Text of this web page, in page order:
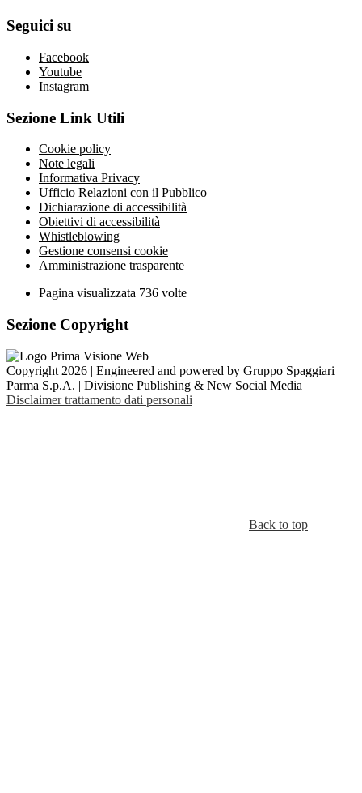
Seguici su
Facebook
Youtube
Instagram
Sezione Link Utili
Cookie policy
Note legali
Informativa Privacy
Ufficio Relazioni con il Pubblico
Dichiarazione di accessibilità
Obiettivi di accessibilità
Whistleblowing
Gestione consensi cookie
Amministrazione trasparente
Pagina visualizzata 736 volte
Sezione Copyright
Copyright 2026 | Engineered and powered by Gruppo Spaggiari
Parma S.p.A. | Divisione Publishing & New Social Media
Disclaimer trattamento dati personali
Back to top